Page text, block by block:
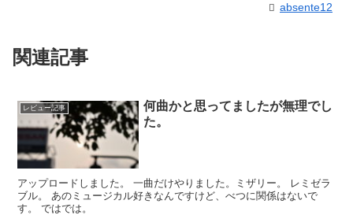
absente12
関連記事
レビュー記事
何曲かと思ってましたが無理でし
た。
アップロードしました。 一曲だけやりました。ミザリー。 レミゼラ
ブル。 あのミュージカル好きなんですけど、べつに関係はないで
す。 ではでは。